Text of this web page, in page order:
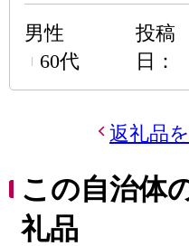
男性
60代
投稿
日
返礼品
この自治体
礼品